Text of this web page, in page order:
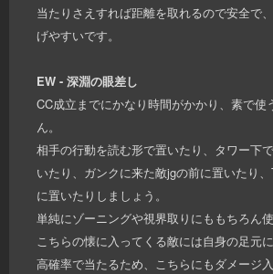
当たりさえすれば距離を取れるので安全で
げやすいです。
EW - 深淵の眼差し
CC成立までにかなり時間がかかり、素で使
ん。
相手の行動を読む形で置いたり、タワー下
いたり、ガンクに来た敵jgの前に置いたり
に置いたりしましょう。
単純にゾーニングや視界取りにももちろん使
こちらの懐に入ってくる敵には自身の足元
高確率で当たるため、こちらにもダメージ